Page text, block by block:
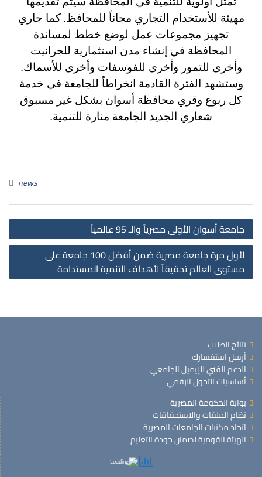
مهيئة للأستخدام التجاري مجاناً للمحافظ. كما جاري
تجهيز مجموعات عمل لوضع خطط لمساندة
المحافظة في إنشاء مدن استثمارية للجرانيت
وأخرى للتمور وأخرى للفوسفات وأخرى للأسماك.
وستشهد الفترة القادمة انخراطاً للجامعة في خدمة
كل ربوع وقري محافظة أسوان بشكل غير مسبوق
شعاري الجديد الجامعة منارة للتنمية.
news
جامعة أسوان الأولى مصرياً والـ 95 عالمياً
لأول مرة جامعة مصرية ضمن أفضل 100 جامعة على
مستوى العالم تحقيقاً لأهداف التنمية المستدامة
نتائج الطلاب
أرسل استفسارك
الدعم الفني للإيميل الجامعي
أساسيات التحول الرقمي
بوابة الحكومة المصرية
نظام الملفات والاستحقاقات
اتحاد مكتبات الجامعات المصرية
الهيئة القومية لضمان جودة التعليم